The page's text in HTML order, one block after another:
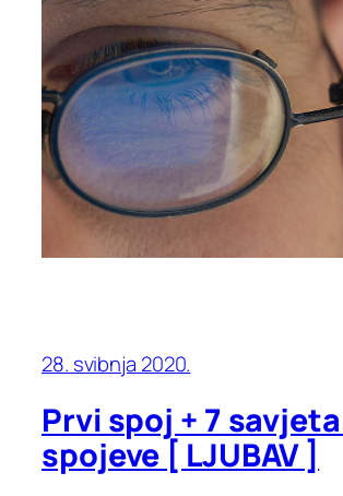
28. svibnja 2020.
Prvi spoj + 7
spojeve [ LJUBAV ]